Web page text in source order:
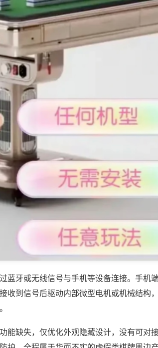
蓝牙或无线信号与手机等设备连接。手机
收到信号后驱动内部微型电机或机械结构
能缺失，仅优化外观隐藏设计，没有可对